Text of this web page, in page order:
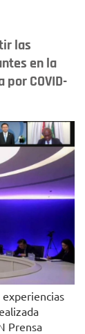
las
en la
COVID-
Prensa